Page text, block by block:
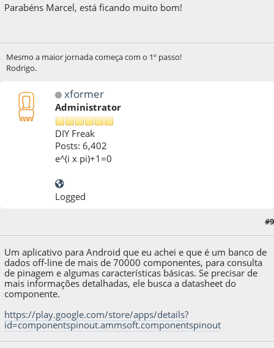
Parabéns Marcel, está ficando muito bom!
Mesmo a maior jornada começa com o 1º passo!
Rodrigo.
xformer
Administrator
DIY Freak
Posts: 6,402
e^(i x pi)+1=0
Logged
#9
Um aplicativo para Android que eu achei e que é um banco de
dados off-line de mais de 70000 componentes, para consulta
de pinagem e algumas características básicas. Se precisar de
mais informações detalhadas, ele busca a datasheet do
componente.
https://play.google.com/store/apps/details?
id=componentspinout.ammsoft.componentspinout